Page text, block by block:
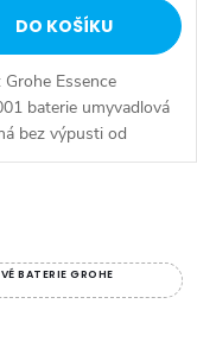
DO KOŠÍKU
Grohe Essence
baterie umyvadlová
bez výpusti od
Série: Essence.
BATERIE GROHE